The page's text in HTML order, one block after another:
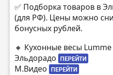
✅ Подборка товаров в
(для РФ). Цены можно
бонусных рублей.
🔸 Кухонные весы Lumme
Эльдорадо ПЕРЕЙТИ
М.Видео ПЕРЕЙТИ